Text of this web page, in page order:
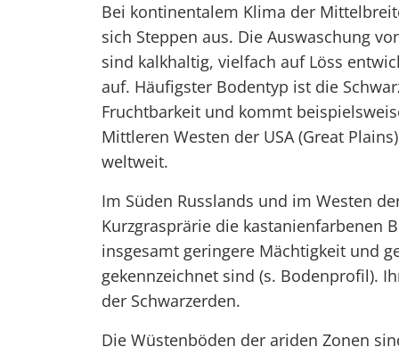
Bei kontinentalem Klima der
sich Steppen aus. Die Auswaschung
sind kalkhaltig, vielfach auf Löss
auf. Häufigster Bodentyp ist die
Fruchtbarkeit und kommt
Mittleren Westen der USA (Great
weltweit.
Im Süden Russlands und im Westen
Kurzgrasprärie die kastanienfarbenen
insgesamt geringere Mächtigkeit und
gekennzeichnet sind (s. Bodenprofil).
der Schwarzerden.
Die Wüstenböden der ariden Zonen